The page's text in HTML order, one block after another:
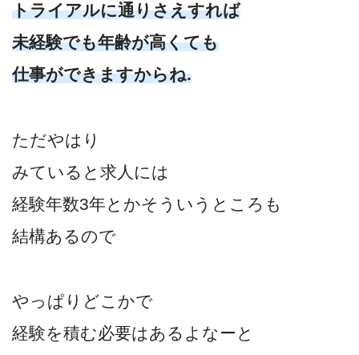
トライアルに通りさえすれば
未経験でも年齢が高くても
仕事ができますからね.
ただやはり
みていると求人には
経験年数3年とかそういうところも
結構あるので
やっぱりどこかで
経験を積む必要はあるよなーと